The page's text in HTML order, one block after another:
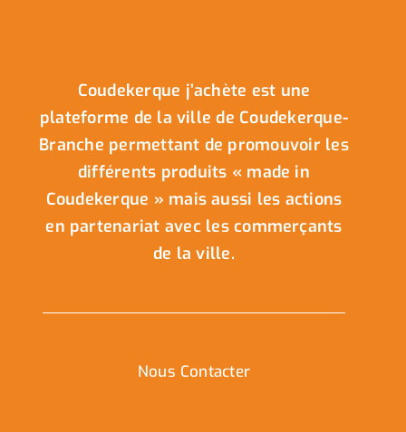
Coudekerque j’achète est une
plateforme de la ville de Coudekerque-
Branche permettant de promouvoir les
différents produits « made in
Coudekerque » mais aussi les actions
en partenariat avec les commerçants
de la ville.
Nous Contacter